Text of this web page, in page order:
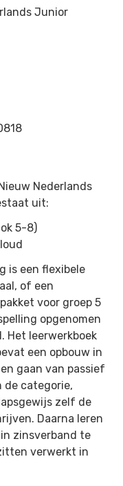
Junior
Nederlands
uit:
5-8)
is een flexibele
of een
voor groep 5
opgenomen
Het leerwerkboek
een opbouw in
gaan van passief
de categorie,
zelf de
Daarna leren
zinsverband te
verwerkt in